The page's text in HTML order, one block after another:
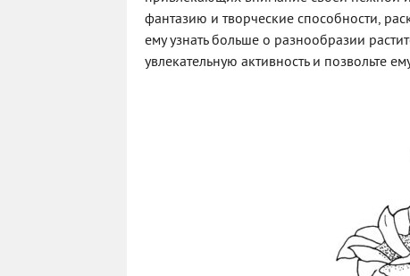
фантазию и творческие способности,
ему узнать больше о разнообразии
увлекательную активность и позвольте